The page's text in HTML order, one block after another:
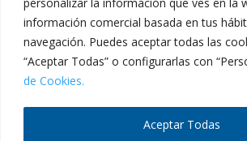
información comercial basada en tus
navegación. Puedes aceptar todas las
“Aceptar Todas” o configurarlas con
de Cookies.
Aceptar Todas